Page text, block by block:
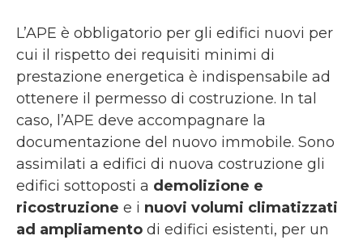
L’APE è obbligatorio per gli edifici nuovi per
cui il rispetto dei requisiti minimi di
prestazione energetica è indispensabile ad
ottenere il permesso di costruzione. In tal
caso, l’APE deve accompagnare la
documentazione del nuovo immobile. Sono
assimilati a edifici di nuova costruzione gli
edifici sottoposti a demolizione e
ricostruzione e i nuovi volumi climatizzati
ad ampliamento di edifici esistenti, per un